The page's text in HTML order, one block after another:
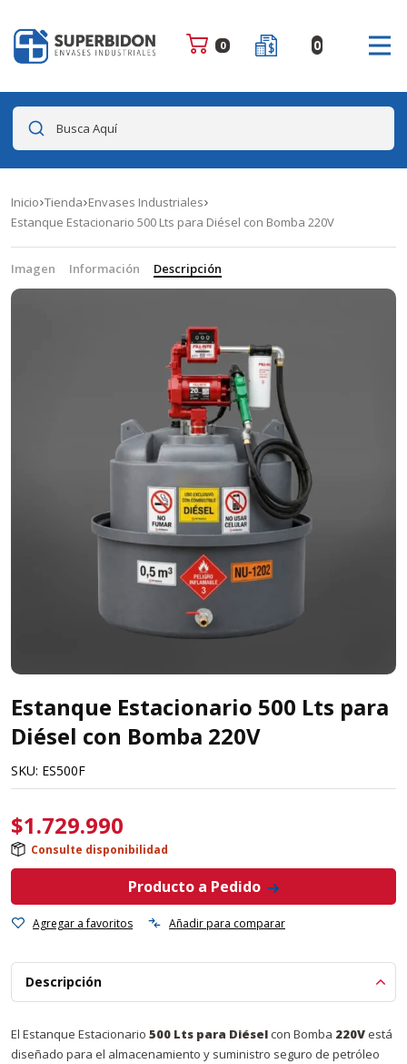
0 0
Busca Aquí
Inicio Tienda Envases Industriales
Estanque Estacionario 500 Lts para Diésel con Bomba 220V
Imagen Información Descripción
Estanque Estacionario 500 Lts para
Diésel con Bomba 220V
SKU: ES500F
$1.729.990
Consulte disponibilidad
Producto a Pedido
Agregar a favoritos Añadir para comparar
Descripción
El Estanque Estacionario 500 Lts para Diésel con Bomba 220V está
diseñado para el almacenamiento y suministro seguro de petróleo